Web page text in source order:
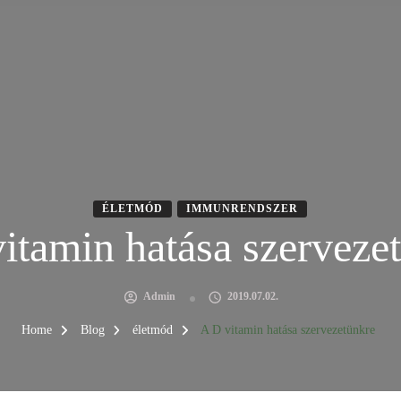
ÉLETMÓD IMMUNRENDSZER
hatása
Admin 2019.07.02.
Home Blog életmód A D vitamin hatása szervezetünkre